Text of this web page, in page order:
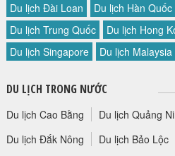
Du lịch Đài Loan Du lịch Hàn Quốc
Du lịch Trung Quốc
Du lịch Hong
Du lịch Singapore
Du lịch Malaysia
DU LỊCH TRONG NƯỚC
Du lịch Cao Bằng Du lịch Quảng
Du lịch Đắk Nông
Du lịch Bảo Lộc